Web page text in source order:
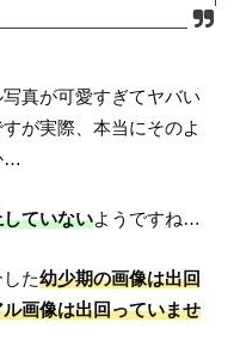
真が可愛すぎてヤバい
が実際、本当にそのよ
…
ていないようですね…
した幼少期の画像は出回
画像は出回っていませ